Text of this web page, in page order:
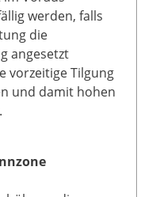
werden, falls
die
angesetzt
vorzeitige Tilgung
und damit hohen